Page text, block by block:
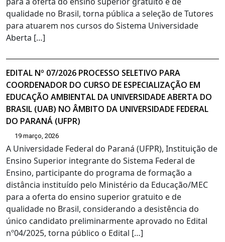
qualidade no Brasil, torna pública a seleção de Tutores
para atuarem nos cursos do Sistema Universidade
Aberta […]
EDITAL Nº 07/2026 PROCESSO SELETIVO PARA
COORDENADOR DO CURSO DE ESPECIALIZAÇÃO EM
EDUCAÇÃO AMBIENTAL DA UNIVERSIDADE ABERTA DO
BRASIL (UAB) NO ÂMBITO DA UNIVERSIDADE FEDERAL
DO PARANÁ (UFPR)
19 março, 2026
A Universidade Federal do Paraná (UFPR), Instituição de
Ensino Superior integrante do Sistema Federal de
Ensino, participante do programa de formação a
distância instituído pelo Ministério da Educação/MEC
para a oferta do ensino superior gratuito e de
qualidade no Brasil, considerando a desistência do
único candidato preliminarmente aprovado no Edital
nº04/2025, torna público o Edital […]